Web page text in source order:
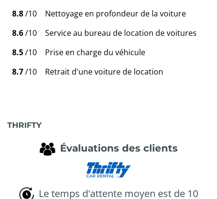
8.8/10
Nettoyage en profondeur de la voiture
8.6/10
Service au bureau de location de voitures
8.5/10
Prise en charge du véhicule
8.7/10 Retrait d'une voiture de location
THRIFTY
Évaluations des clients
Le temps d'attente moyen est de 10